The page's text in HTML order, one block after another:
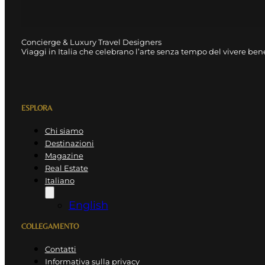
Concierge & Luxury Travel Designers
Viaggi in Italia che celebrano l’arte senza tempo del vivere
ESPLORA
Chi siamo
Destinazioni
Magazine
Real Estate
Italiano
English
COLLEGAMENTO
Contatti
Informativa sulla privacy